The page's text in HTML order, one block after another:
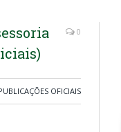
0
OFICIAIS